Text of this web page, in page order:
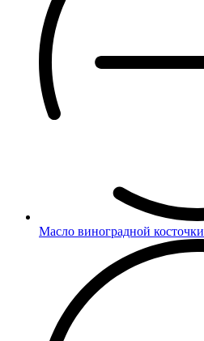
Масло виноградной косточки